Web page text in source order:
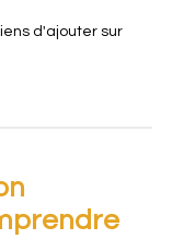
d'ajouter sur